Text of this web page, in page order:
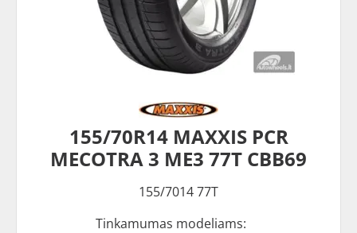
155/70R14 MAXXIS PCR
MECOTRA 3 ME3 77T CBB69
155/7014 77T
Tinkamumas modeliams: